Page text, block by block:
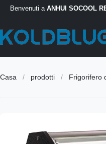
Benvenuti a ANHUI SOCOOL
Casa / prodotti / Frigorifero